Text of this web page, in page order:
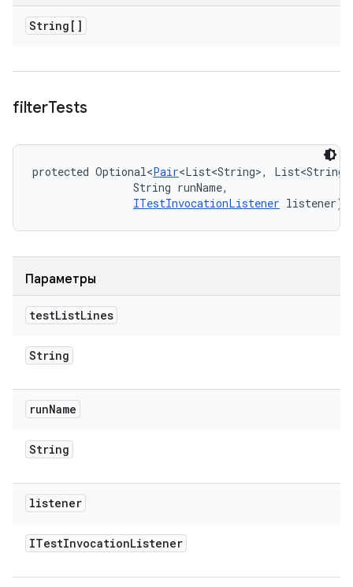
String[]
filterTests
protected Optional<Pair<List<String>,
                String runName,
ITestInvocationListener listener)
Параметры
testListLines
String
runName
String
listener
ITestInvocationListener